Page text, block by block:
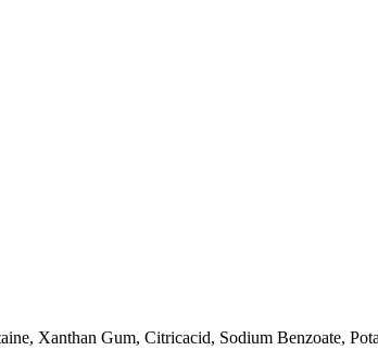
Xanthan Gum, Citricacid, Sodium Benzoate,